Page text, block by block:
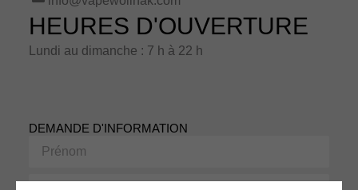
HEURES D'OUVERTURE
Lundi au dimanche : 7 h à 22 h
DEMANDE D'INFORMATION
Prénom
Nom